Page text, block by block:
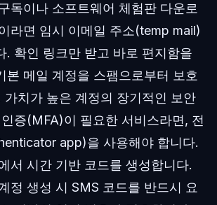
독이나 소프트웨어 체험판 다운로
라면 임시 이메일 주소(temp mail)
. 확인 링크만 받고 바로 편지함을
본 메일 계정을 스팸으로부터 보호
가치가 높은 계정의 장기적인 보안
증(MFA)이 필요한 서비스라면, 전
app)을 사용해야 합니다.
서 시간 기반 코드를 생성합니다.
정 생성 시 SMS 코드를 반드시 요